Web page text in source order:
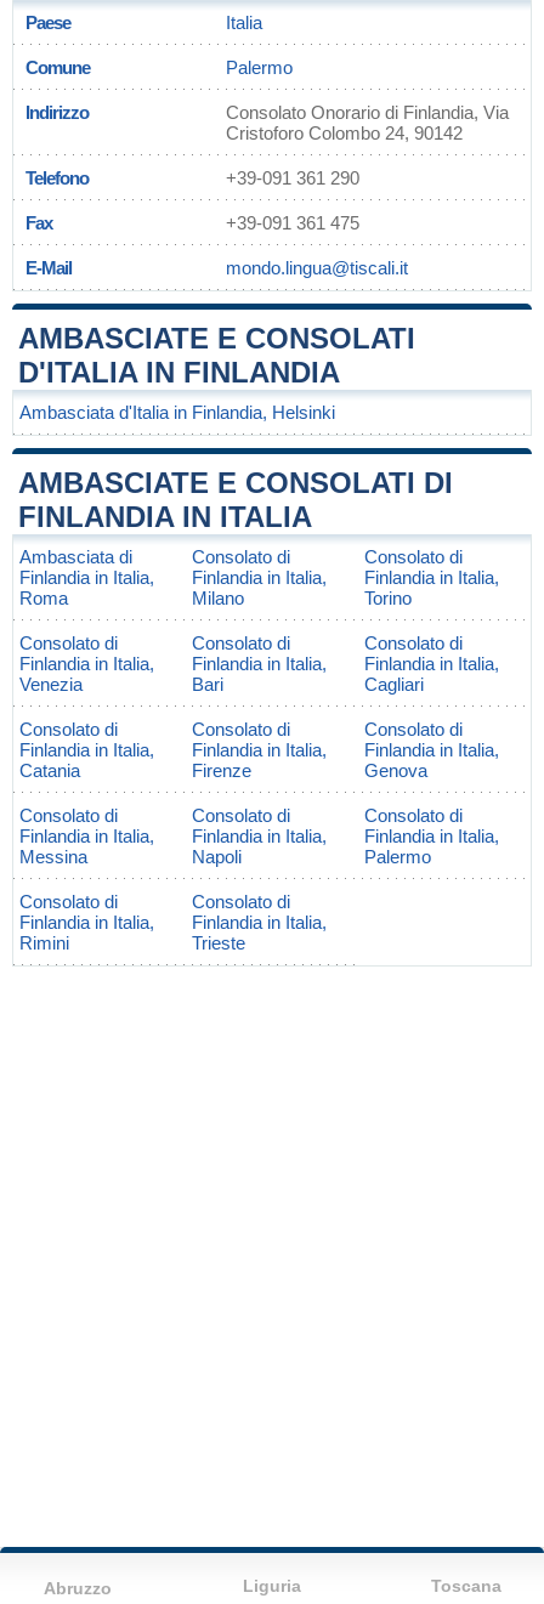
Paese Italia
Comune Palermo
Indirizzo
Consolato Onorario di Finlandia, Via
Cristoforo Colombo 24, 90142
Telefono +39-091 361 290
Fax +39-091 361 475
E-Mail mondo.lingua@tiscali.it
AMBASCIATE E CONSOLATI
D'ITALIA IN FINLANDIA
Ambasciata d'Italia in Finlandia, Helsinki
AMBASCIATE E CONSOLATI DI
FINLANDIA IN ITALIA
Ambasciata di
Finlandia in Italia,
Roma
Consolato di
Finlandia in Italia,
Milano
Consolato di
Finlandia in Italia,
Torino
Consolato di
Finlandia in Italia,
Venezia
Consolato di
Finlandia in Italia,
Bari
Consolato di
Finlandia in Italia,
Cagliari
Consolato di
Finlandia in Italia,
Catania
Consolato di
Finlandia in Italia,
Firenze
Consolato di
Finlandia in Italia,
Genova
Consolato di
Finlandia in Italia,
Messina
Consolato di
Finlandia in Italia,
Napoli
Consolato di
Finlandia in Italia,
Palermo
Consolato di
Finlandia in Italia,
Rimini
Consolato di
Finlandia in Italia,
Trieste
Abruzzo Liguria Toscana